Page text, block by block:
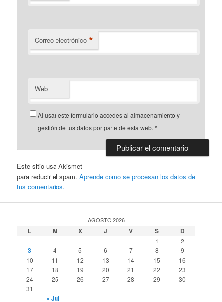
Correo electrónico *
Web
Al usar este formulario accedes al almacenamiento y
gestión de tus datos por parte de esta web.*
Este sitio usa Akismet
para reducir el spam.Aprende cómo se procesan los datos de
tus comentarios.
AGOSTO 2026
L M X J V S D
1 2
3 4 5 6 7 8
9
10
11 12 13 14 15
16
17
18 19 20 21 22
23
24
25 26 27 28 29
30
31
« Jul